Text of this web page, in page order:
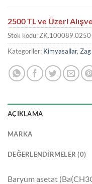
2500 TL ve Üzeri
Stok kodu:ZK.100089.0250
Kategoriler: Kimyasallar,
AÇIKLAMA
MARKA
DEĞERLENDIRMELER (0)
Baryum asetat